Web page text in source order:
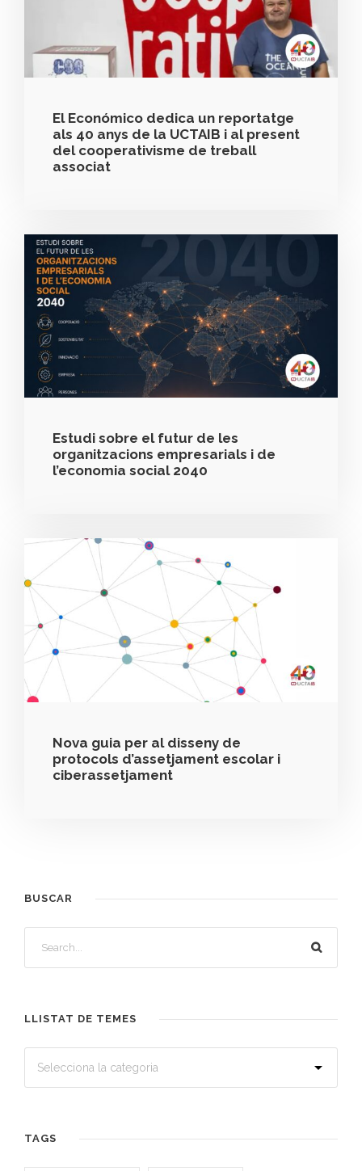
El Económico dedica un reportatge
als 40 anys de la UCTAIB i al present
del cooperativisme de treball
associat
Estudi sobre el futur de les
organitzacions empresarials i de
l’economia social 2040
Nova guia per al disseny de
protocols d’assetjament escolar i
ciberassetjament
BUSCAR
LLISTAT DE TEMES
TAGS